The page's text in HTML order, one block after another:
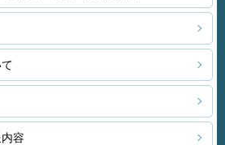
容